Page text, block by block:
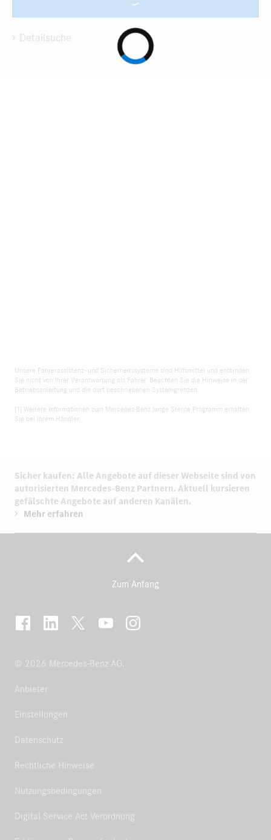
Detailsuche
Unsere Fahrerassistenz- und Sicherheitssysteme sind Hilfsmittel und entbinden
Sie nicht von Ihrer Verantwortung als Fahrer. Beachten Sie die Hinweise in der
Betriebsanleitung und die dort beschriebenen Systemgrenzen.
[1] Weitere Informationen zum Mercedes-Benz Junge Sterne Programm erhalten
Sie bei Ihrem Händler.
Sicher kaufen: Alle Angebote auf dieser Webseite sind von
autorisierten Mercedes-Benz Partnern. Aktuell kursieren
gefälschte Angebote auf anderen Kanälen.
Mehr erfahren
Zum Anfang
© 2026 Mercedes-Benz AG.
Anbieter
Einstellungen
Datenschutz
Rechtliche Hinweise
Nutzungsbedingungen
Digital Service Act Verordnung